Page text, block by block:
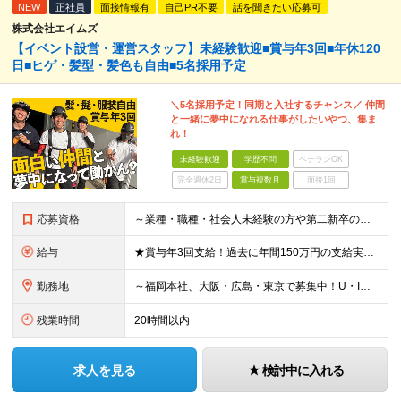
NEW 正社員 面接情報有 自己PR不要 話を聞きたい応募可
株式会社エイムズ
【イベント設営・運営スタッフ】未経験歓迎■賞与年3回■年休120
日■ヒゲ・髪型・髪色も自由■5名採用予定
＼5名採用予定！同期と入社するチャンス／ 仲間
と一緒に夢中になれる仕事がしたいやつ、集ま
れ！
未経験歓迎 学歴不問 ベテランOK
完全週休2日 賞与複数月 面接1回
応募資格 ～業種・職種・社会人未経験の方や第二新卒の方も歓迎！～ ■学歴不問 ■35歳以下※若年層の長期キャリア形成を図るため ＼意欲重視の人物採用！ こんな方をお待ちしています／ ■チームでやり遂げる仕事が
給与 ★賞与年3回支給！過去に年間150万円の支給実績あり ★入社後も、経歴・年齢に関係なくスキル・能力に応じて年収UPが可能！ 現場で新入社員の教育係ができるレベルで月給30万円、支店長クラス（スタッフ
勤務地 ～福岡本社、大阪・広島・東京で募集中！U・Iターン大歓迎！～ ■福岡本社 ★「博多駅」より徒歩5分！ 福岡県福岡市博多区博多駅東2-5-21 博多プラザビル6F ※(変更の範囲)なし ■大阪支店
残業時間 20時間以内
求人を見る 検討中に入れる